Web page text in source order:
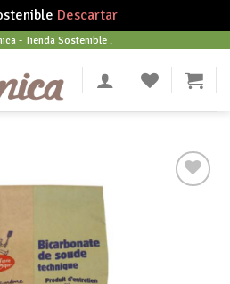
Descartar
- Tienda Sostenible .